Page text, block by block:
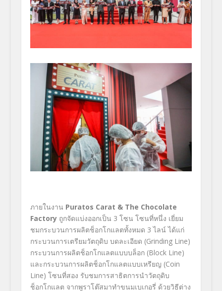
ภายในงาน Puratos Carat & The Chocolate
Factoryถูกจัดแบ่งออกเป็น 3 โซน โซนที่หนึ่ง เยี่ยม
ชมกระบวนการผลิตช็อกโกแลตทั้งหมด 3 ไลน์ ได้แก่
กระบวนการเตรียมวัตถุดิบ บดละเอียด (Grinding Line)
กระบวนการผลิตช็อกโกแลตแบบบล็อก (Block Line)
และกระบวนการผลิตช็อกโกแลตแบบเหรียญ (Coin
Line) โซนที่สอง รับชมการสาธิตการนำวัตถุดิบ
ช็อกโกแลต จากพูราโต๊สมาทำขนมเบเกอรี่ ด้วยวิธีต่าง